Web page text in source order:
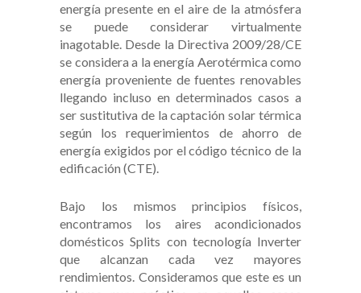
energía presente en el aire de la atmósfera
se puede considerar virtualmente
inagotable. Desde la Directiva 2009/28/CE
se considera a la energía Aerotérmica como
energía proveniente de fuentes renovables
llegando incluso en determinados casos a
ser sustitutiva de la captación solar térmica
según los requerimientos de ahorro de
energía exigidos por el código técnico de la
edificación (CTE).
Bajo los mismos principios físicos,
encontramos los aires acondicionados
domésticos Splits con tecnología Inverter
que alcanzan cada vez mayores
rendimientos. Consideramos que este es un